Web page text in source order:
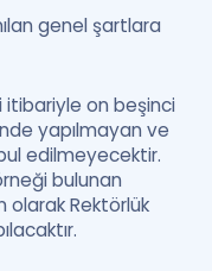
genel şartlara
itibariyle on beşinci
yapılmayan ve
edilmeyecektir.
bulunan
olarak Rektörlük